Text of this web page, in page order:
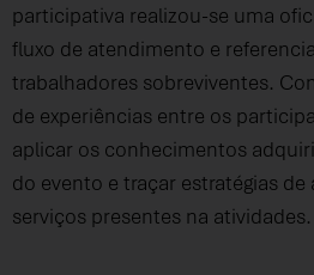
participativa realizou-se uma
fluxo de atendimento e
trabalhadores sobreviventes.
de experiências entre os
aplicar os conhecimentos
do evento e traçar estratégias de
serviços presentes na atividades.